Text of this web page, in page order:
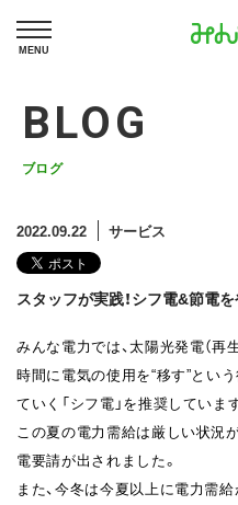
MENU
BLOG
ブログ
2022.09.22 サービス
スタッフが実践！シフ電&節電
みんな電力では、太陽光発電（
時間に電気の使用を“移す”とい
ていく「シフ電」を推奨しています
この夏の電力需給は厳しい状況
電要請が出されました。
また、今冬は今夏以上に電力需